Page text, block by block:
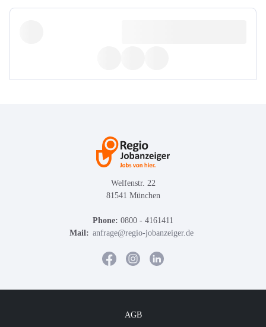
Welfenstr. 22
81541 München
Phone: 0800 - 4161411
Mail: anfrage@regio-jobanzeiger.de
AGB